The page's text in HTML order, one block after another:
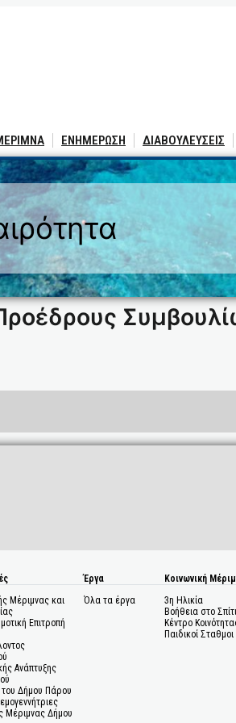
ΕΝΗΜΕΡΩΣΗ ΔΙΑΒΟΥΛΕΥΣΕΙΣ
Μέριμνας και
Επιτροπή
Ανάπτυξης
του Δήμου Πάρου
Μέριμνας Δήμου
Έργα
Όλα τα έργα
Κοινωνική
3η Ηλικία
Βοήθεια στο Σπίτι
Κέντρο
Παιδικοί Σταθμοι